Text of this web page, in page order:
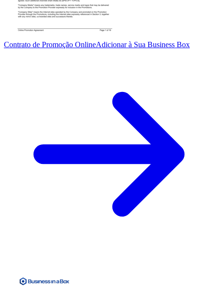
Contrato de Promoção OnlineAdicionar à Sua Business Box